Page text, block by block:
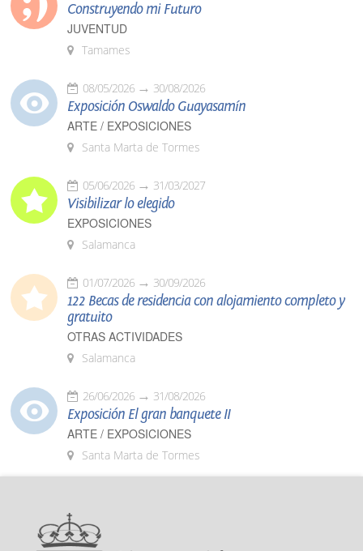
Construyendo mi Futuro
JUVENTUD
Tamames
08/05/2026 30/08/2026
Exposición Oswaldo Guayasamín
ARTE / EXPOSICIONES
Santa Marta de Tormes
05/06/2026 31/03/2027
Visibilizar lo elegido
EXPOSICIONES
Salamanca
01/07/2026 30/09/2026
122 Becas de residencia con alojamiento completo y
gratuito
OTRAS ACTIVIDADES
Salamanca
26/06/2026 31/08/2026
Exposición El gran banquete II
ARTE / EXPOSICIONES
Santa Marta de Tormes